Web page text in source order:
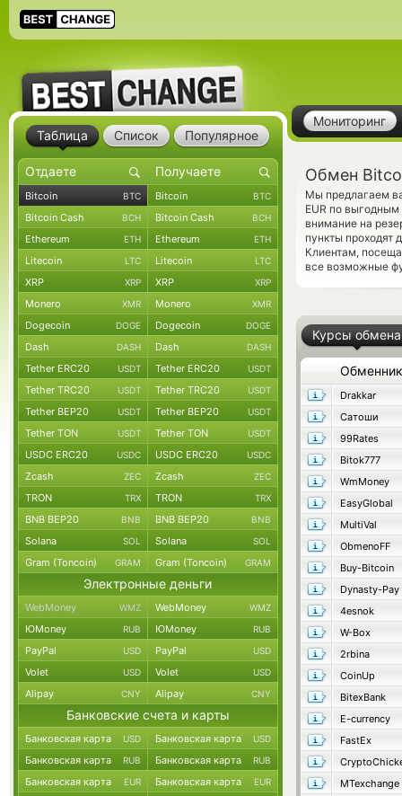
Мониторинг
Обмен
Мы предлагаем
EUR по
внимание на
пункты проходят
Клиентам,
все возможные
Курсы обмена
Обменник
Drakkar
Сатоши
99Rates
Bitok777
WmMoney
EasyGlobal
MultiVal
ObmenoFF
Buy-Bitcoin
Dynasty-Pay
4esnok
W-Box
2rbina
CoinUp
BitexBank
E-currency
FastEx
MTexchange
Таблица Список Популярное
Bitcoin BTC Bitcoin BTC
Bitcoin Cash BCH Bitcoin Cash BCH
Ethereum ETH Ethereum ETH
Litecoin LTC Litecoin LTC
XRP XRP XRP XRP
Monero XMR Monero XMR
Dogecoin DOGE Dogecoin DOGE
Dash DASH Dash DASH
Tether ERC20 USDT Tether ERC20 USDT
Tether TRC20 USDT Tether TRC20 USDT
Tether BEP20 USDT Tether BEP20 USDT
Tether TON USDT Tether TON USDT
USDC ERC20 USDC USDC ERC20 USDC
Zcash ZEC Zcash ZEC
TRON TRX TRON TRX
BNB BEP20 BNB BNB BEP20 BNB
Solana SOL Solana SOL
Gram (Toncoin) GRAM Gram (Toncoin) GRAM
Электронные деньги
WebMoney WMZ WebMoney WMZ
ЮMoney RUB ЮMoney RUB
PayPal USD PayPal USD
Volet USD Volet USD
Alipay CNY Alipay CNY
Банковские счета и карты
Банковская карта USD Банковская карта USD
Банковская карта RUB Банковская карта RUB
Банковская карта EUR Банковская карта EUR